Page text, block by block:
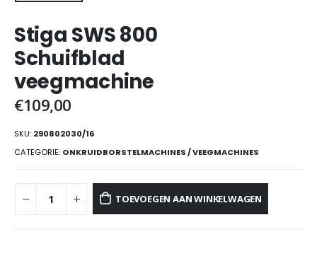
Stiga SWS 800
Schuifblad
veegmachine
€109,00
SKU: 290802030/16
CATEGORIE: ONKRUIDBORSTELMACHINES / VEEGMACHINES
TOEVOEGEN AAN WINKELWAGEN